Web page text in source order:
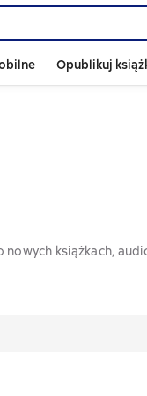
Opublikuj
nowych książkach,